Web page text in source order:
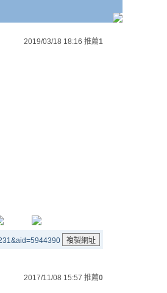
2019/03/18 18:16 推薦1
2017/11/08 15:57 推薦0